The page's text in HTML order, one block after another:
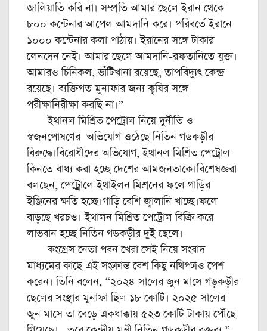
জালিয়াতি করি না। সম্প্রতি আমার ছেলে ইরান থেকে
৮০০ কন্টেনার আপেল আমদানি করে। পরিবর্তে ইরানে
১০০০ কন্টেনার কলা পাঠায়। ইরানের সঙ্গে টাকার
লেনদেন নেই। আমার ছেলে আমদানি-রফতানিতে যুক্ত।
আমারও চিনিকল, ভাঁটিখানা রয়েছে, তাপবিদ্যুৎ কেন্দ্র
রয়েছে। ব্যক্তিগত মুনাফার জন্য কৃষির সঙ্গে
পরীক্ষানিরীক্ষা করছি না।”
ইথানল মিশ্রিত পেট্রোল নিয়ে দুর্নীতি ও
স্বজনপোষণের অভিযোগ ওঠেছে নিতিন গডকড়ীর
বিরুদ্ধে।বিরোধীদের অভিযোগ, ইথানল মিশ্রিত পেট্রোল
কিনতে বাধ্য করা হচ্ছে দেশের আমজনতাকে।বিশেষজ্ঞরা
বলছেন, পেট্রোলে ইথাইলন মিশ্রনের ফলে গাড়ির
ইঞ্জিনের ক্ষতি হচ্ছে।গাড়ি বেশি জ্বালানি খাচ্ছে।ফলে
বাড়ছে খরচও। ইথালন মিশ্রিত পেট্রোল বিক্রি করে
লাভবান হচ্ছে নিতিন গডকড়ীর দুই ছেলে।
কংগ্রেস নেতা পবন খেরা সেই নিয়ে সংবাদ
মাধ্যমের কাছে এই সংক্রান্ত বেশ কিছু নথিপত্রও পেশ
করেন। তিনি বলেন, “২০২৪ সালের জুন মাসে গড়কড়ীর
ছেলের সংস্থার মুনাফা ছিল ১৮ কোটি। ২০২৫ সালের
জুন মাসে তা বেড়ে একধাক্কায় ৫২৩ কোটি টাকায় পৌঁছে